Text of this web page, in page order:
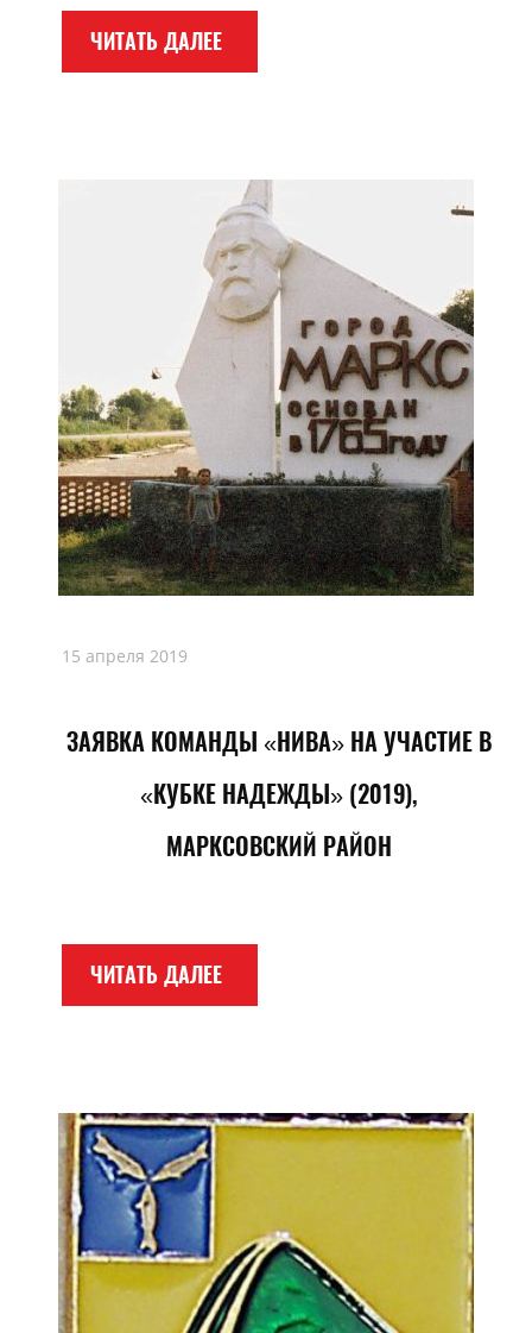
ЧИТАТЬ ДАЛЕЕ
15 апреля 2019
ЗАЯВКА КОМАНДЫ «НИВА» НА УЧАСТИЕ В
«КУБКЕ НАДЕЖДЫ» (2019),
МАРКСОВСКИЙ РАЙОН
ЧИТАТЬ ДАЛЕЕ